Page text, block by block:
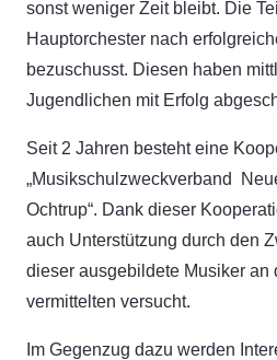
sonst weniger Zeit bleibt. Die
Hauptorchester nach
bezuschusst. Diesen haben
Jugendlichen mit Erfolg
Seit 2 Jahren besteht eine
„Musikschulzweckverband
Ochtrup“. Dank dieser
auch Unterstützung durch den
dieser ausgebildete Musiker an
vermittelten versucht.
Im Gegenzug dazu werden